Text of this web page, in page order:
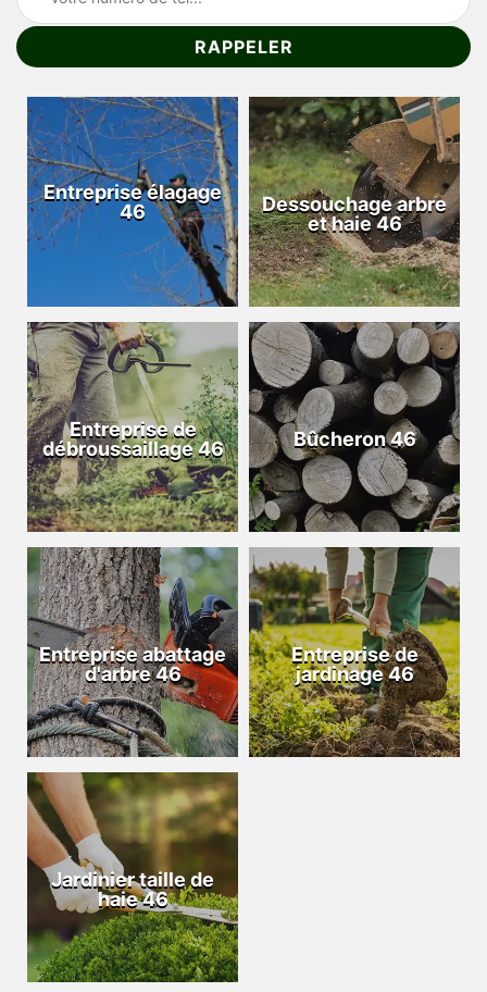
Entreprise élagage
46
Dessouchage arbre
et haie 46
Entreprise de
débroussaillage 46
Bûcheron 46
Entreprise abattage
d'arbre 46
Entreprise de
jardinage 46
Jardinier taille de
haie 46